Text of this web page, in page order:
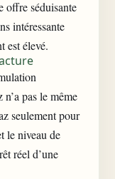
offre séduisante
intéressante
est élevé.
pas le même
seulement pour
le niveau de
réel d’une